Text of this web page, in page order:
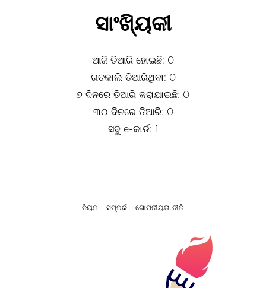
ସାଂଖ୍ୟିକୀ
ଆଜି ତିଆରି ହୋଇଛି: 0
ଗତକାଲି ତିଆରିଥିବା: 0
୭ ଦିନରେ ତିଆରି କରାଯାଇଛି: 0
୩୦ ଦିନରେ ତିଆରି: 0
ସବୁ e-କାର୍ଡ: 1
ନିୟମ ସମ୍ପର୍କ ଗୋପନୀୟତା ନୀତି